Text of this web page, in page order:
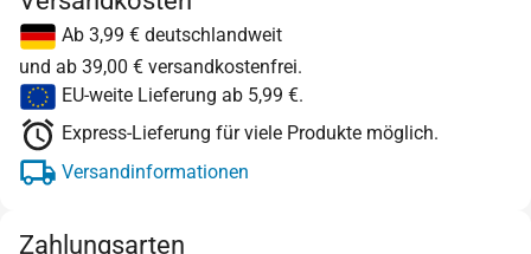
Ab 3,99 € deutschlandweit
und ab 39,00 € versandkostenfrei.
EU-weite Lieferung ab 5,99 €.
Express-Lieferung für viele Produkte möglich.
Versandinformationen
Zahlungsarten